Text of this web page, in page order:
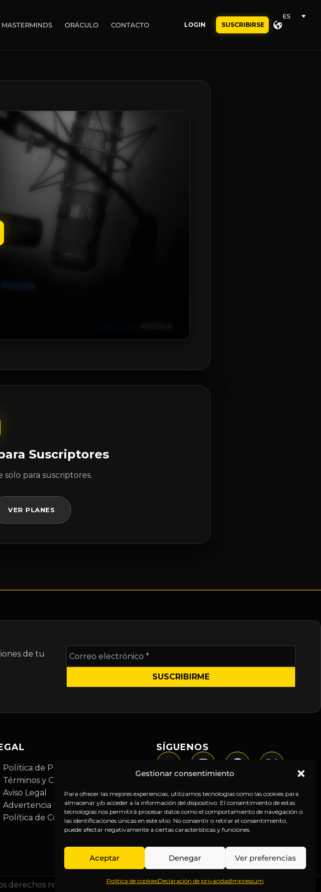
Gestionar consentimiento
Para ofrecer las mejores experiencias, utilizamos tecnologías como las cookies para
almacenar y/o acceder a la información del dispositivo. El consentimiento de estas
tecnologías nos permitirá procesar datos como el comportamiento de navegación o
las identificaciones únicas en este sitio. No consentir o retirar el consentimiento,
puede afectar negativamente a ciertas características y funciones.
Aceptar Denegar Ver preferencias
Política de cookiesDeclaración de privacidadImpressum
MASTERMINDS ORÁCULO CONTACTO LOGIN SUSCRIBIRSE
ES
Suscriptores
para suscriptores.
VER PLANES
de tu
Correo
electrónico
*
Política de Privacidad
Términos y Condiciones
Aviso Legal
Advertencia Financiera
Política de Cookies
SÍGUENOS
derechos reservados.